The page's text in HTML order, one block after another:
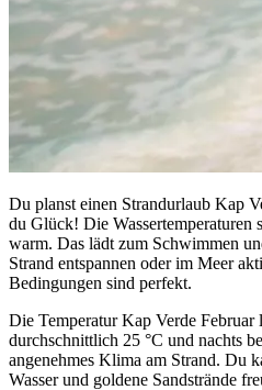
Du planst einen Strandurlaub Kap
du Glück! Die Wassertemperaturen
warm. Das lädt zum Schwimmen
Strand entspannen oder im Meer
Bedingungen sind perfekt.
Die Temperatur Kap Verde Februar
durchschnittlich 25 °C und nachts
angenehmes Klima am Strand. Du
Wasser und goldene Sandstrände